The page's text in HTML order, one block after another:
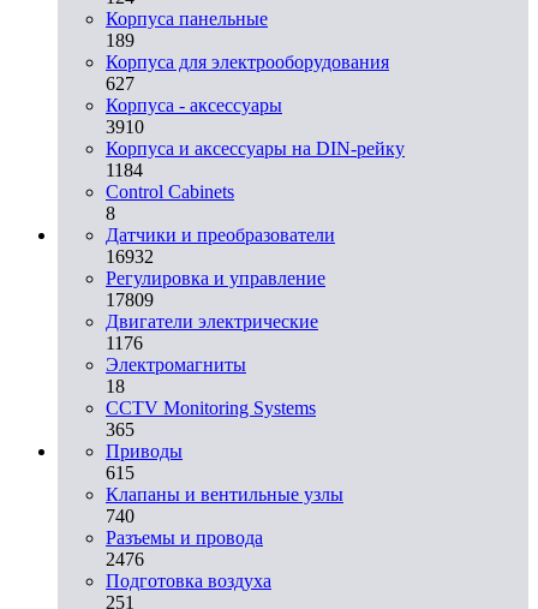
Корпуса панельные
189
Корпуса для электрооборудования
627
Корпуса - аксессуары
3910
Корпуса и аксессуары на DIN-рейку
1184
Control Cabinets
8
Датчики и преобразователи
16932
Регулировка и управление
17809
Двигатели электрические
1176
Электромагниты
18
CCTV Monitoring Systems
365
Приводы
615
Клапаны и вентильные узлы
740
Разъемы и провода
2476
Подготовка воздуха
251